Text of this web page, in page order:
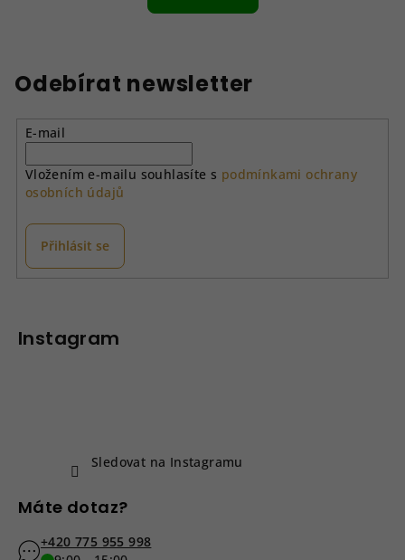
Odebírat newsletter
E-mail
Vložením e-mailu souhlasíte s podmínkami ochrany
osobních údajů
Přihlásit se
Instagram
Sledovat na Instagramu
Máte dotaz?
+420 775 955 998